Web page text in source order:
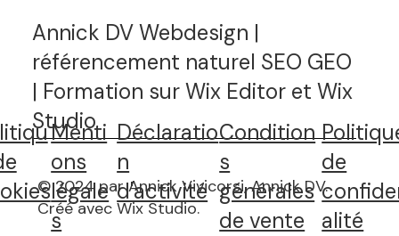
Annick DV Webdesign |
référencement naturel SEO GEO
| Formation sur Wix Editor et Wix
Studio
Menti
ons
légale
s
Déclaratio
n
d'activité
de
alité
Condition
s
générales
de vente
© 2024 par Annick Vivicorsi, Annick DV.
Créé avec Wix Studio.